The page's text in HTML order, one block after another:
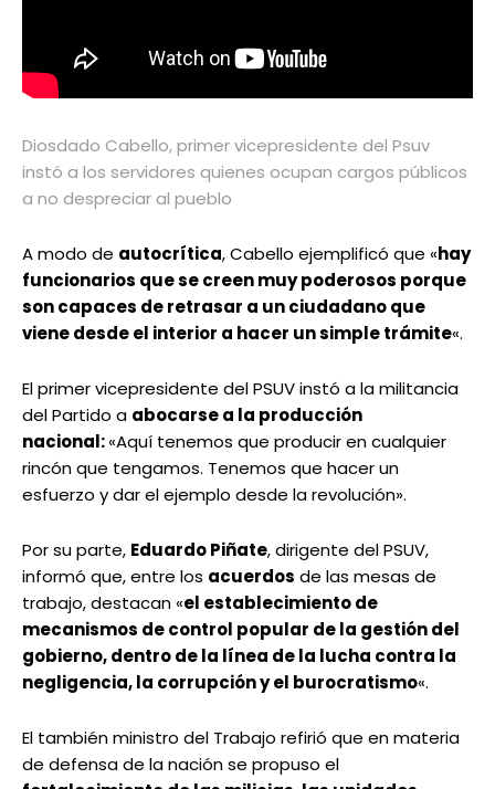
Diosdado Cabello, primer vicepresidente del Psuv
instó a los servidores quienes ocupan cargos públicos
a no despreciar al pueblo
A modo de autocrítica, Cabello ejemplificó que «hay
funcionarios que se creen muy poderosos porque
son capaces de retrasar a un ciudadano que
viene desde el interior a hacer un simple trámite«.
El primer vicepresidente del PSUV instó a la militancia
del Partido a abocarse a la producción
nacional:«Aquí tenemos que producir en cualquier
rincón que tengamos. Tenemos que hacer un
esfuerzo y dar el ejemplo desde la revolución».
Por su parte, Eduardo Piñate, dirigente del PSUV,
informó que, entre los acuerdos de las mesas de
trabajo, destacan «el establecimiento de
mecanismos de control popular de la gestión del
gobierno, dentro de la línea de la lucha contra la
negligencia, la corrupción y el burocratismo«.
El también ministro del Trabajo refirió que en materia
de defensa de la nación se propuso el